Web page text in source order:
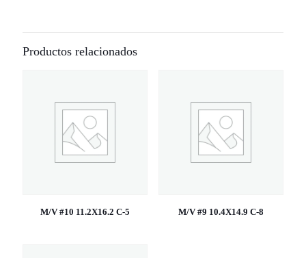
Productos relacionados
M/V #10 11.2X16.2 C-5 M/V #9 10.4X14.9 C-8